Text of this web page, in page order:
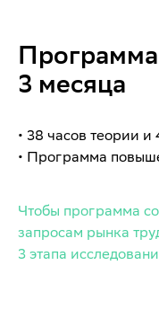
3 месяца
• 38 часов теории
• Программа
Чтобы программа
запросам рынка
3 этапа